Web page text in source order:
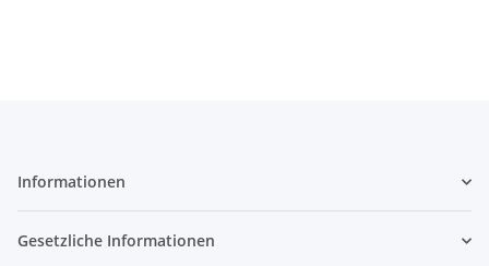
Informationen
Gesetzliche Informationen